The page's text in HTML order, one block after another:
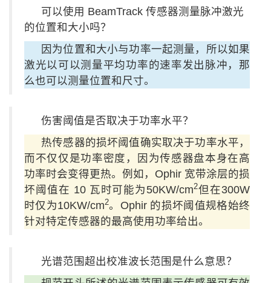
可以使用 BeamTrack 传感器测量脉冲激光
的位置和大小吗？
因为位置和大小与功率一起测量，所以如果
激光以可以测量平均功率的速率发出脉冲，那
么也可以测量位置和尺寸。
伤害阈值是否取决于功率水平？
热传感器的损坏阈值确实取决于功率水平，
而不仅仅是功率密度，因为传感器盘本身在高
功率时会变得更热。例如，Ophir 宽带涂层的损
坏阈值在 10 瓦时可能为50KW/cm2但在300W
时仅为10KW/cm2。Ophir 的损坏阈值规格始终
针对特定传感器的最高使用功率给出。
光谱范围超出校准波长范围是什么意思？